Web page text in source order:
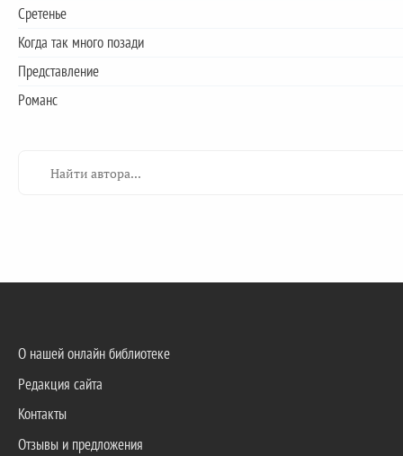
Сретенье
Когда так много позади
Представление
Романс
О нашей онлайн библиотеке
Редакция сайта
Контакты
Отзывы и предложения